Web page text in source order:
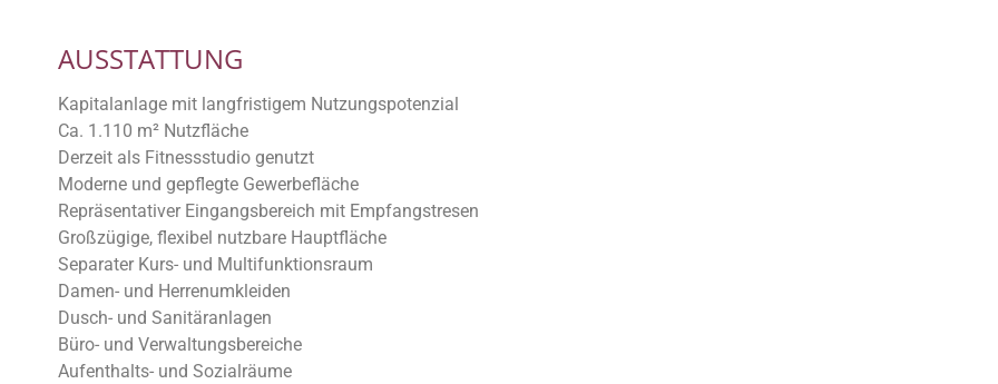
AUSSTATTUNG
Kapitalanlage mit langfristigem Nutzungspotenzial
Ca. 1.110 m² Nutzfläche
Derzeit als Fitnessstudio genutzt
Moderne und gepflegte Gewerbefläche
Repräsentativer Eingangsbereich mit Empfangstresen
Großzügige, flexibel nutzbare Hauptfläche
Separater Kurs- und Multifunktionsraum
Damen- und Herrenumkleiden
Dusch- und Sanitäranlagen
Büro- und Verwaltungsbereiche
Aufenthalts- und Sozialräume